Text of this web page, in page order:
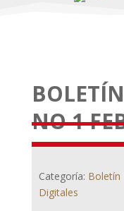
NO 1
Categoría: Boletín
Digitales